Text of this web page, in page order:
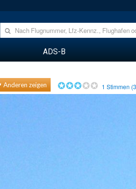
ADS-B
Anderen zeigen 1 Stimmen (